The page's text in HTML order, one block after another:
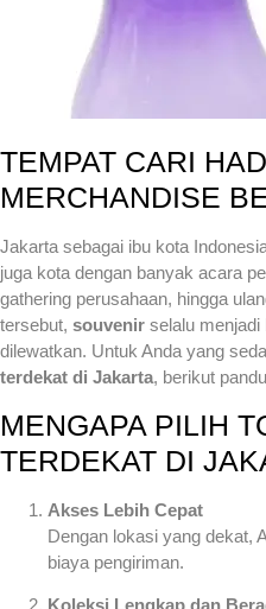
TEMPAT CARI
MERCHANDISE
Jakarta sebagai ibu kota
juga kota dengan banyak acara
gathering perusahaan, hingga
tersebut, souvenir selalu menjadi
dilewatkan. Untuk Anda yang
terdekat di Jakarta, berikut
MENGAPA PILIH
TERDEKAT DI
Akses Lebih Cepat
Dengan lokasi yang dekat,
biaya pengiriman.